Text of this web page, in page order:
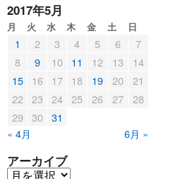
2017年5月
月 火 水 木 金 土 日
« 4月 6月 »
1 2 3 4 5 6
7
8
9 10 11 12 13
14
15
16 17 18 19 20
21
22
23 24 25 26 27
28
29
30 31
アーカイブ